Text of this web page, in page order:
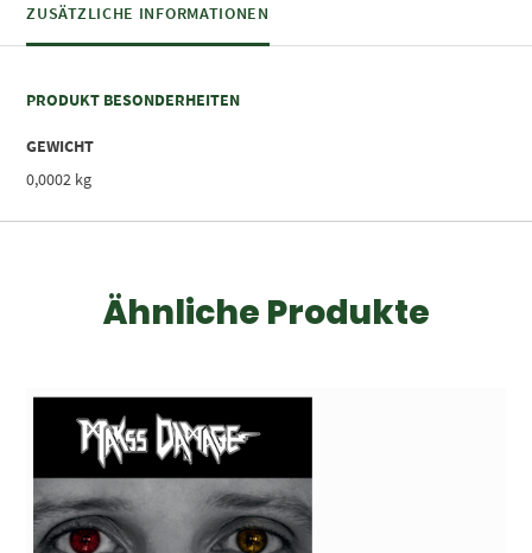
ZUSÄTZLICHE INFORMATIONEN
PRODUKT BESONDERHEITEN
GEWICHT
0,0002 kg
Ähnliche Produkte